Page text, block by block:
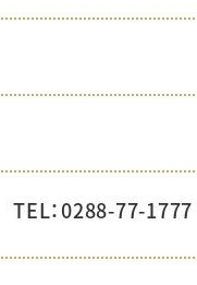
TEL：0288-77-1777